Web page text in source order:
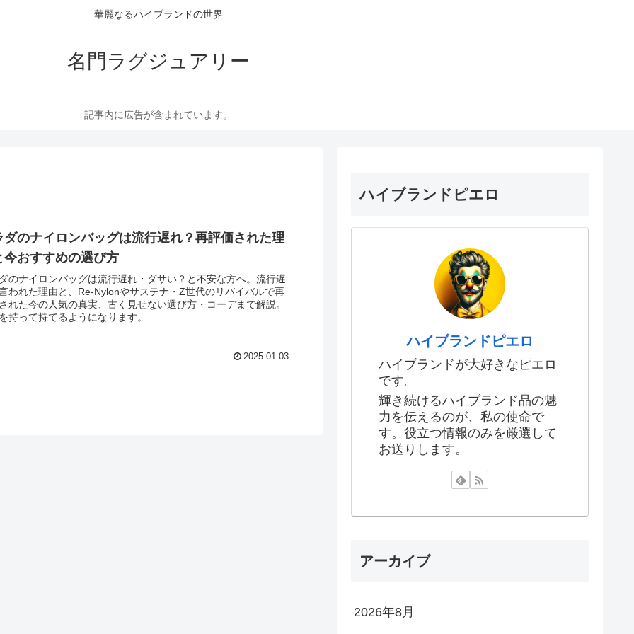
華麗なるハイブランドの世界
名門ラグジュアリー
記事内に広告が含まれています。
ダのナイロンバッグは流行遅れ？再評価された理
今おすすめの選び方
のナイロンバッグは流行遅れ・ダサい？と不安な方へ。流行遅
われた理由と、Re-Nylonやサステナ・Z世代のリバイバルで再
れた今の人気の真実、古く見せない選び方・コーデまで解説。
持って持てるようになります。
2025.01.03
ハイブランドピエロ
ハイブランドピエロ
ハイブランドが大好きなピエロ
です。
輝き続けるハイブランド品の魅
力を伝えるのが、私の使命で
す。役立つ情報のみを厳選して
お送りします。
アーカイブ
2026年8月